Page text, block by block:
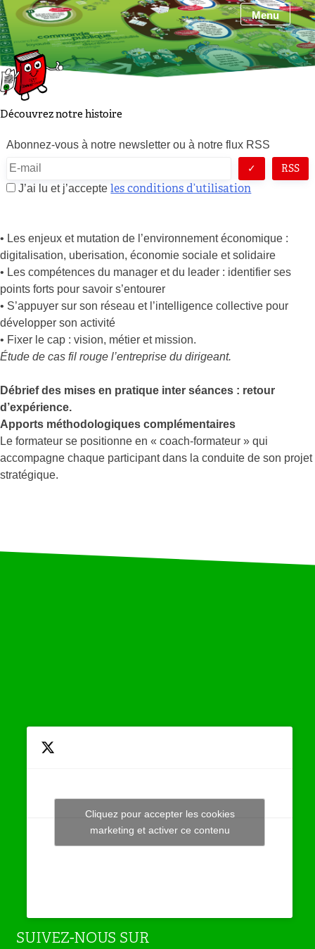
Skip
to
content
Menu
Découvrez notre histoire
Abonnez-vous à notre newsletter ou à notre flux RSS
RSS
J’ai lu et j’accepteles conditions d’utilisation
• Les enjeux et mutation de l’environnement économique :
digitalisation, uberisation, économie sociale et solidaire
• Les compétences du manager et du leader : identifier ses
points forts pour savoir s’entourer
• S’appuyer sur son réseau et l’intelligence collective pour
développer son activité
• Fixer le cap : vision, métier et mission.
Étude de cas fil rouge l’entreprise du dirigeant.
Débrief des mises en pratique inter séances : retour
d’expérience.
Apports méthodologiques complémentaires
Le formateur se positionne en « coach-formateur » qui
accompagne chaque participant dans la conduite de son projet
stratégique.
Tweets by JeuAchat
Cliquez pour accepter les cookies
marketing et activer ce contenu
SUIVEZ-NOUS SUR